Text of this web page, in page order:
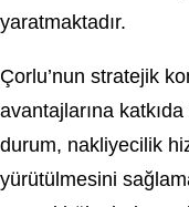
yaratmaktadır.
Çorlu’nun stratejik
avantajlarına
durum, nakliyecilik
yürütülmesini